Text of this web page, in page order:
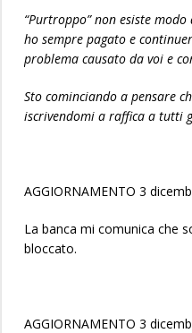
“Purtroppo” non esiste
ho sempre pagato e
problema causato da voi e
Sto cominciando a pensare
iscrivendomi a raffica a tutti
AGGIORNAMENTO 3
La banca mi comunica che
bloccato.
AGGIORNAMENTO 3